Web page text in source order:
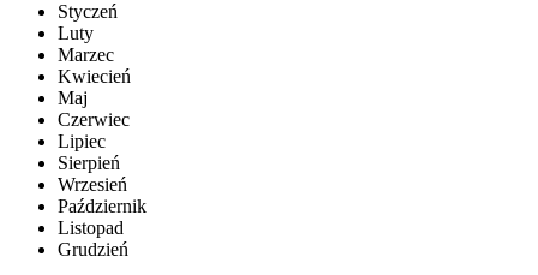
Styczeń
Luty
Marzec
Kwiecień
Maj
Czerwiec
Lipiec
Sierpień
Wrzesień
Październik
Listopad
Grudzień